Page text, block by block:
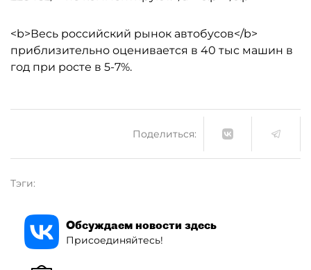
<b>Весь российский рынок автобусов</b>
приблизительно оценивается в 40 тыс машин в
год при росте в 5-7%.
Поделиться:
Тэги:
Обсуждаем новости здесь
Присоединяйтесь!